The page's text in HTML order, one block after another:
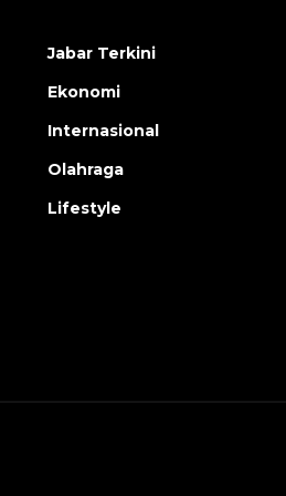
Jabar Terkini
Ekonomi
Internasional
Olahraga
Lifestyle